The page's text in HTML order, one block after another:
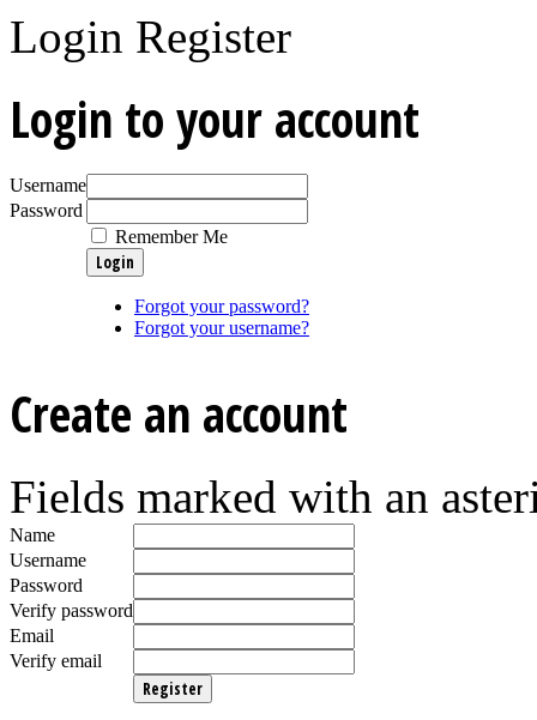
Login Register
Login to your account
Username
Password
Remember Me
Forgot your password?
Forgot your username?
Create an account
Fields marked with an
Name
Username
Password
Verify password
Email
Verify email
Register